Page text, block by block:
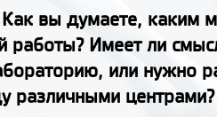
вы думаете, каким
работы? Имеет ли
или нужно
различными центрами?